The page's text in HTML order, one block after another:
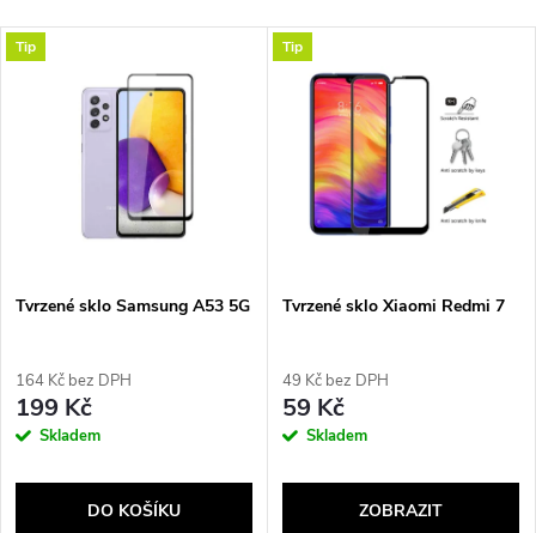
Tip
Tvrzené sklo Samsung A53 5G
164 Kč bez DPH
199 Kč
Skladem
DO KOŠÍKU
Tip
Tvrzené sklo Xiaomi Redmi 7
49 Kč bez DPH
59 Kč
Skladem
ZOBRAZIT